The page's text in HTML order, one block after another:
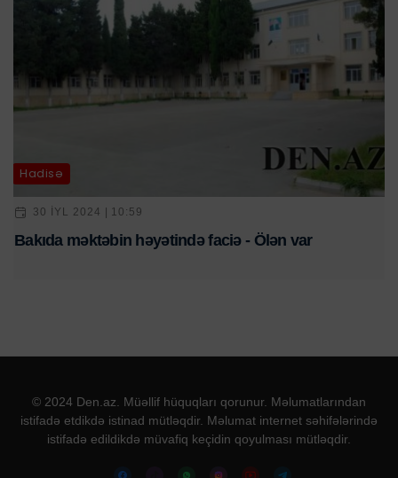
Hadisə
30 IYL 2024 | 10:59
Bakıda məktəbin həyətində faciə - Ölən var
© 2024 Den.az. Müəllif hüquqları qorunur. Məlumatlarından
istifadə etdikdə istinad mütləqdir. Məlumat internet səhifələrində
istifadə edildikdə müvafiq keçidin qoyulması mütləqdir.